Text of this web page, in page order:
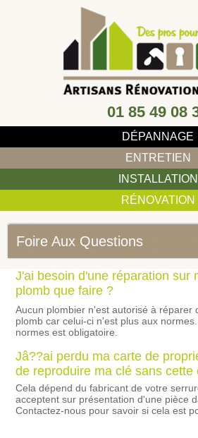
01 85 49 08
DÉPANNAGE
ENTRETIEN
INSTALLATION
RÉNOVATION
Foire Aux Questions
J'ai besoin d'une réparation sur
plomb que faire ?
Aucun plombier n'est autorisé à réparer
plomb car celui-ci n'est plus aux
normes est obligatoire.
Jâ??ai perdu ma carte de
de reproduire ma clé sans cette
Cela dépend du fabricant de votre
acceptent sur présentation d'une pièce
Contactez-nous pour savoir si cela est